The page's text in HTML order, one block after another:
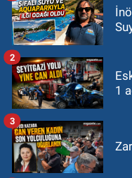
1
2
3